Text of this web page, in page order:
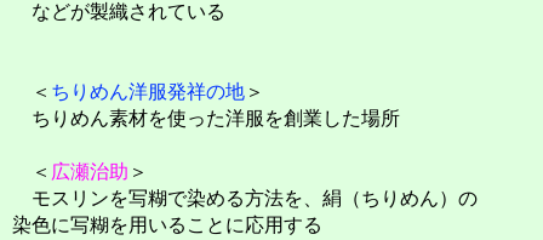
などが製織されている
＜ ちりめん洋服発祥の地 ＞
ちりめん素材を使った洋服を創業した場所
＜ 広瀬治助 ＞
モスリンを写糊で染める方法を、絹（ちりめん）の
染色に写糊を用いることに応用する